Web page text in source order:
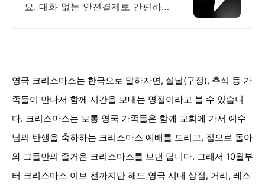
요. 대화 없는 안전결제로 간편하
영국 크리스마스는 한국으로 말하자면, 설날(구정), 추석 등 가
족들이 만나서 함께 시간을 보내는 명절이라고 볼 수 있습니
다. 크리스마스는 보통 영국 가족들은 함께 교회에 가서 예수
님의 탄생을 축하하는 크리스마스 예배를 드리고, 집으로 돌아
와 그들만의 즐거운 크리스마스를 보낸 답니다. 그래서 10월부
터 크리스마스 이브 전까지만 해도 영국 시내 상점, 거리, 레스